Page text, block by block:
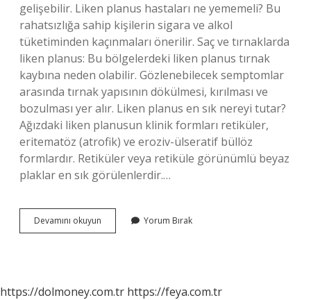
gelişebilir. Liken planus hastaları ne yememeli? Bu
rahatsızlığa sahip kişilerin sigara ve alkol
tüketiminden kaçınmaları önerilir. Saç ve tırnaklarda
liken planus: Bu bölgelerdeki liken planus tırnak
kaybına neden olabilir. Gözlenebilecek semptomlar
arasında tırnak yapısının dökülmesi, kırılması ve
bozulması yer alır. Liken planus en sık nereyi tutar?
Ağızdaki liken planusun klinik formları retiküler,
eritematöz (atrofik) ve eroziv-ülseratif büllöz
formlardır. Retiküler veya retiküle görünümlü beyaz
plaklar en sık görülenlerdir.…
Devamını okuyun
Planus
Yorum Bırak
https://dolmoney.com.tr https://feya.com.tr